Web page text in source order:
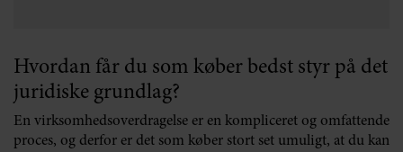
Hvordan får du som køber bedst styr på det
juridiske grundlag?
En virksomhedsoverdragelse er en kompliceret og omfattende
proces, og derfor er det som køber stort set umuligt, at du kan